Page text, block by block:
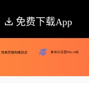
免费下载App